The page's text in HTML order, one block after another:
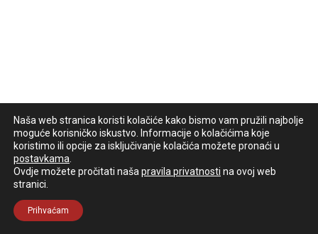
Naša web stranica koristi kolačiće kako bismo vam pružili najbolje
moguće korisničko iskustvo. Informacije o kolačićima koje
koristimo ili opcije za isključivanje kolačića možete pronaći u
postavkama
Ovdje možete pročitati naša pravila privatnosti na ovoj web
stranici.
Prihvaćam